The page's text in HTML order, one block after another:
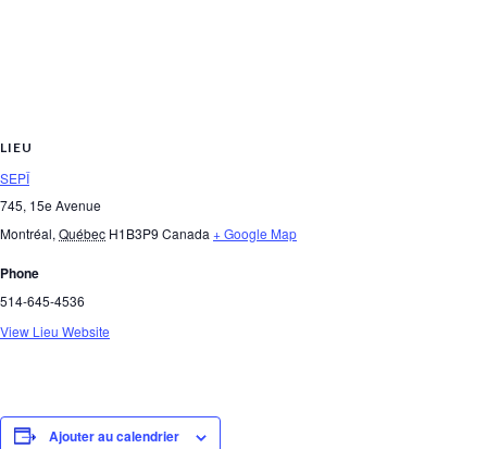
LIEU
SEPÎ
745, 15e Avenue
Montréal, Québec H1B3P9 Canada + Google Map
Phone
514-645-4536
View Lieu Website
Ajouter au calendrier